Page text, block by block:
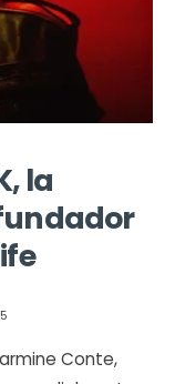
la
Conte,